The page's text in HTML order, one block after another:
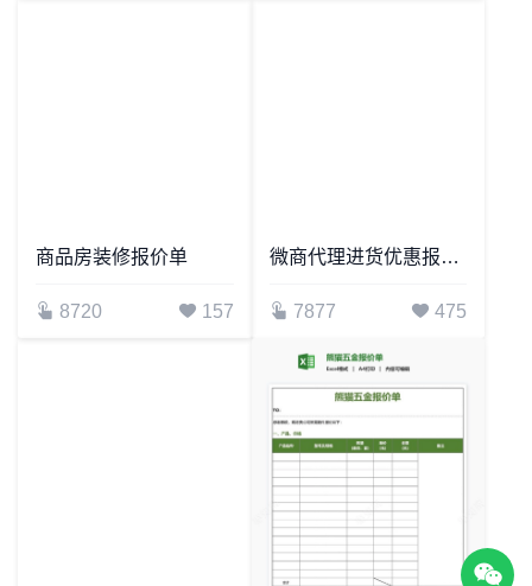
商品房装修报价单
8720 157
微商代理进货优惠报价单
7877 475